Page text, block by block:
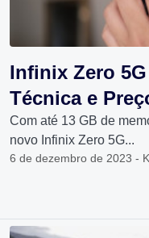
Infinix Zero
Técnica e
Com até 13 GB de
novo Infinix Zero 5G...
6 de dezembro de 2023 -